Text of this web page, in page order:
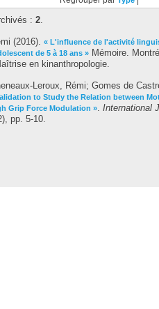
: 2.
(2016). « L'influence de l'activité
de 5 à 18 ans » Mémoire.
en kinanthropologie.
Leroux, Rémi; Gomes de
to Study the Relation between
Grip Force Modulation ». International
pp. 5-10.